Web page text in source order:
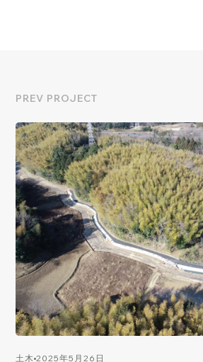
PREV PROJECT
土木 2025年5月26日